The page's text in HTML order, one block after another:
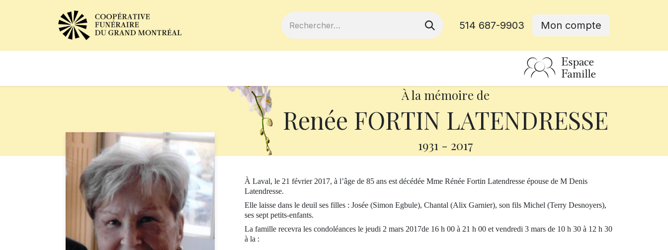
514 687-9903 Mon compte
À la mémoire de
Renée FORTIN LATENDRESSE
1931 - 2017
À Laval, le 21 février 2017, à l’âge de 85 ans est décédée Mme Rénée Fortin Latendresse épouse de M Denis
Latendresse.
Elle laisse dans le deuil ses filles : Josée (Simon Egbule), Chantal (Alix Garnier), son fils Michel (Terry Desnoyers),
ses sept petits-enfants.
La famille recevra les condoléances le jeudi 2 mars 2017de 16 h 00 à 21 h 00 et vendredi 3 mars de 10 h 30 à 12 h 30
à la :